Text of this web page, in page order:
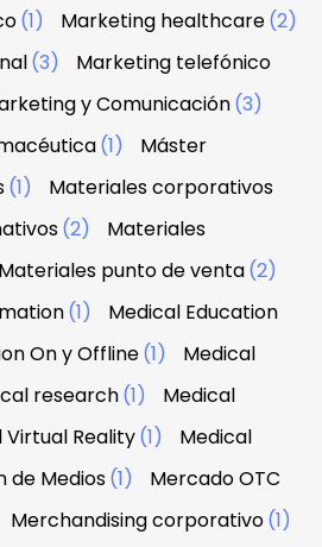
(1) Marketing healthcare(2)
(3)
Marketing telefónico
y Comunicación(3)
(1)
Máster
(1)
Materiales corporativos
(2)
Materiales
Materiales punto de venta(2)
(1)
Medical Education
On y Offline(1)
Medical
research(1)
Medical
Virtual Reality(1)
Medical
de Medios(1)
Mercado OTC
Merchandising corporativo(1)